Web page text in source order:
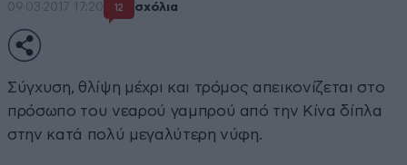
09·03·2017 17:20 12 σχόλια
Σύγχυση, θλίψη μέχρι και τρόμος απεικονίζεται στο
πρόσωπο του νεαρού γαμπρού από την Κίνα δίπλα
στην κατά πολύ μεγαλύτερη νύφη.